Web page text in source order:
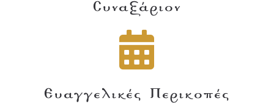
Συναξάριον
Ευαγγελικές Περικοπές